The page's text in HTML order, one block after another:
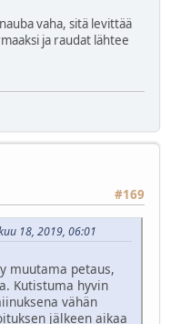
vaha, sitä levittää
ja raudat lähtee
#169
18, 2019, 06:01
muutama petaus,
Kutistuma hyvin
vähän
jälkeen aikaa